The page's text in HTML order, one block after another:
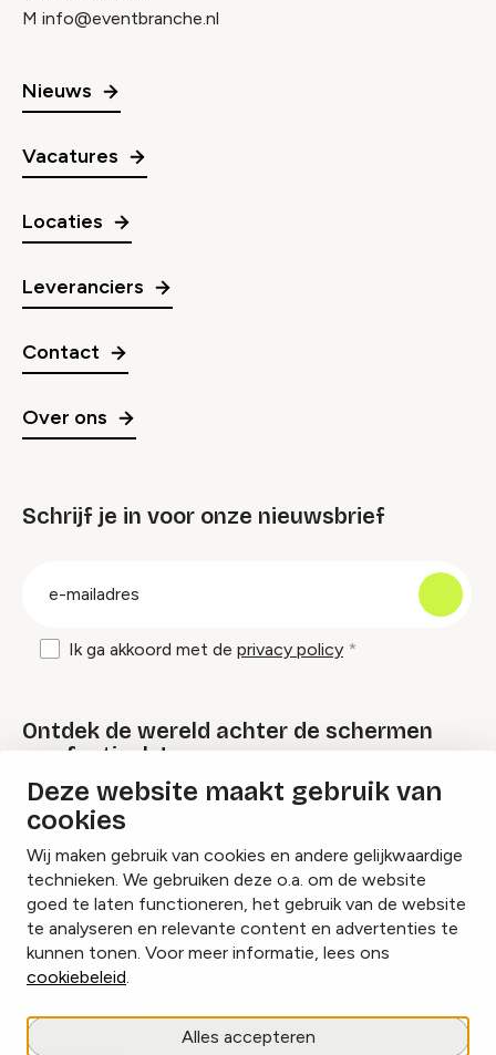
Deze website maakt gebruik van
cookies
Wij maken gebruik van cookies en andere gelijkwaardige
technieken. We gebruiken deze o.a. om de website
goed te laten functioneren, het gebruik van de website
te analyseren en relevante content en advertenties te
kunnen tonen. Voor meer informatie, lees ons
cookiebeleid.
Alles accepteren
M info@eventbranche.nl
Nieuws
Vacatures
Locaties
Leveranciers
Contact
Over ons
Schrijf je in voor onze nieuwsbrief
Ik ga akkoord met de privacy policy
Ontdek de wereld achter de schermen
van festivals!
Lees onze Festival Specials
InstagramFacebookLinkedIn
Cookies beheren
Privacy policy